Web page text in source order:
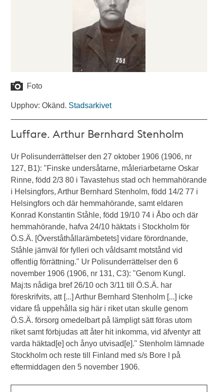
Foto
Upphov: Okänd. Stadsarkivet
Luffare. Arthur Bernhard Stenholm
Ur Polisunderrättelser den 27 oktober 1906 (1906, nr
127, B1): "Finske undersåtarne, måleriarbetarne Oskar
Rinne, född 2/3 80 i Tavastehus stad och hemmahörande
i Helsingfors, Arthur Bernhard Stenholm, född 14/2 77 i
Helsingfors och där hemmahörande, samt eldaren
Konrad Konstantin Ståhle, född 19/10 74 i Åbo och där
hemmahörande, hafva 24/10 häktats i Stockholm för
Ö.S.Ä. [Överståthållarämbetets] vidare förordnande,
Ståhle jämväl för fylleri och våldsamt motstånd vid
offentlig förrättning." Ur Polisunderrättelser den 6
november 1906 (1906, nr 131, C3): "Genom Kungl.
Maj:ts nådiga bref 26/10 och 3/11 till Ö.S.Ä. har
föreskrifvits, att [...] Arthur Bernhard Stenholm [...] icke
vidare få uppehålla sig här i riket utan skulle genom
Ö.S.Ä. försorg omedelbart på lämpligt sätt föras utom
riket samt förbjudas att åter hit inkomma, vid äfventyr att
varda häktad[e] och ånyo utvisad[e]." Stenholm lämnade
Stockholm och reste till Finland med s/s Bore I på
eftermiddagen den 5 november 1906.